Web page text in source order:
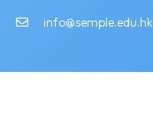
info@semple.edu.hk